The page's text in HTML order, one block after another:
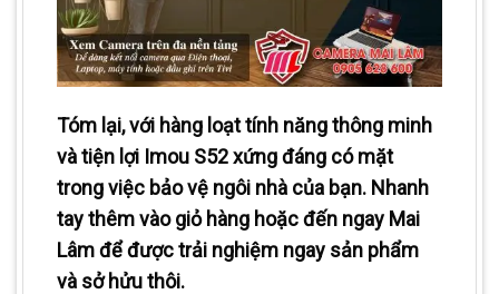
Tóm lại, với hàng loạt tính năng thông minh
và tiện lợi Imou S52 xứng đáng có mặt
trong việc bảo vệ ngôi nhà của bạn. Nhanh
tay thêm vào giỏ hàng hoặc đến ngay Mai
Lâm để được trải nghiệm ngay sản phẩm
và sở hửu thôi.